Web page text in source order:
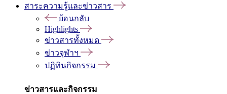
สาระความรู้และข่าวสาร
ย้อนกลับ
Highlights
ข่าวสารทั้งหมด
ข่าวจุฬาฯ
ปฏิทินกิจกรรม
ข่าวสารและกิจกรรม